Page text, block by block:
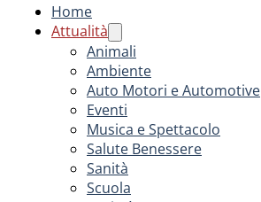
Home
Attualità
Animali
Ambiente
Auto Motori e Automotive
Eventi
Musica e Spettacolo
Salute Benessere
Sanità
Scuola